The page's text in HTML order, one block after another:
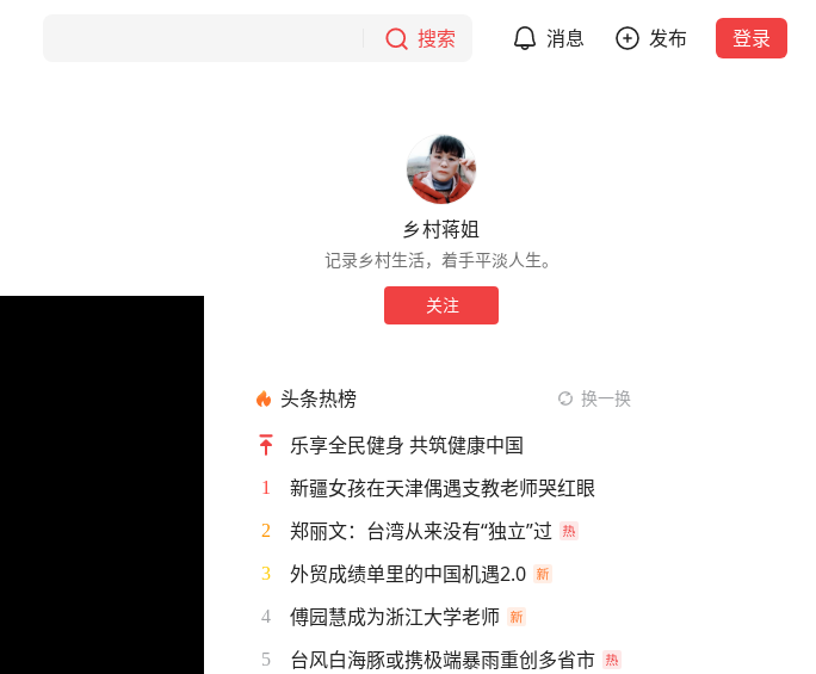
搜索 消息 发布 登录
乡村蒋姐
记录乡村生活，着手平淡人生。
关注
头条热榜 换一换
乐享全民健身 共筑健康中国
1 新疆女孩在天津偶遇支教老师哭红眼
2 郑丽文：台湾从来没有“独立”过
3 外贸成绩单里的中国机遇2.0
4 傅园慧成为浙江大学老师
5 台风白海豚或携极端暴雨重创多省市